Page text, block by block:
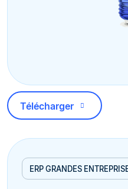
Télécharger
ERP GRANDES